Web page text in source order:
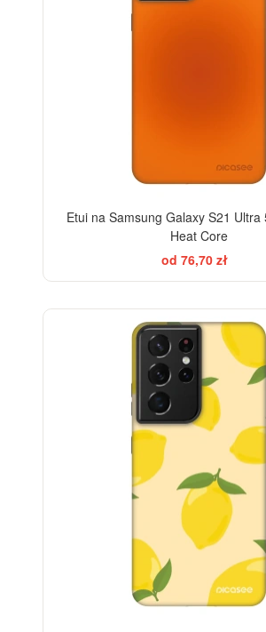
Etui na Samsung Galaxy S21 Ultra
Heat Core
od 76,70 zł